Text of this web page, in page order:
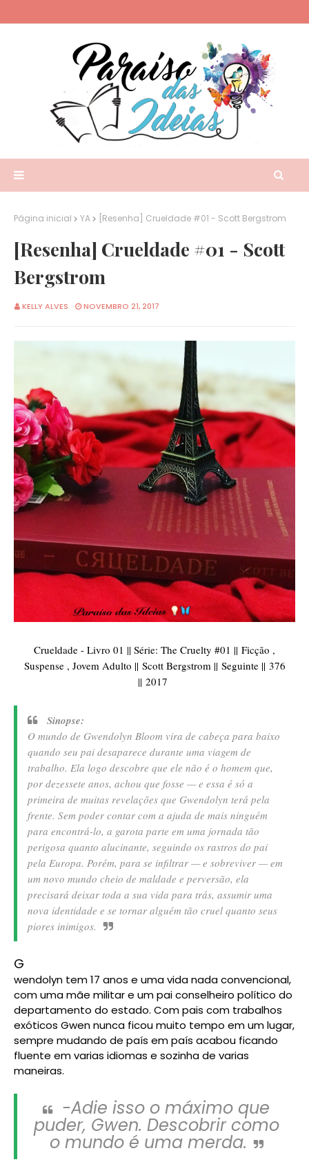
Página inicial YA [Resenha] Crueldade #01 - Scott Bergstrom
[Resenha] Crueldade #01 - Scott
Bergstrom
KELLY ALVES NOVEMBRO 21, 2017
Crueldade - Livro 01 || Série: The Cruelty #01 || Ficção ,
Suspense , Jovem Adulto || Scott Bergstrom || Seguinte || 376
|| 2017
Sinopse:
O mundo de Gwendolyn Bloom vira de cabeça para baixo
quando seu pai desaparece durante uma viagem de
trabalho. Ela logo descobre que ele não é o homem que,
por dezessete anos, achou que fosse — e essa é só a
primeira de muitas revelações que Gwendolyn terá pela
frente. Sem poder contar com a ajuda de mais ninguém
para encontrá-lo, a garota parte em uma jornada tão
perigosa quanto alucinante, seguindo os rastros do pai
pela Europa. Porém, para se infiltrar — e sobreviver — em
um novo mundo cheio de maldade e perversão, ela
precisará deixar toda a sua vida para trás, assumir uma
nova identidade e se tornar alguém tão cruel quanto seus
piores inimigos.
G
wendolyn tem 17 anos e uma vida nada convencional,
com uma mãe militar e um pai conselheiro político do
departamento do estado. Com pais com trabalhos
exóticos Gwen nunca ficou muito tempo em um lugar,
sempre mudando de país em país acabou ficando
fluente em varias idiomas e sozinha de varias
maneiras.
-Adie isso o máximo que
puder, Gwen. Descobrir como
o mundo é uma merda.